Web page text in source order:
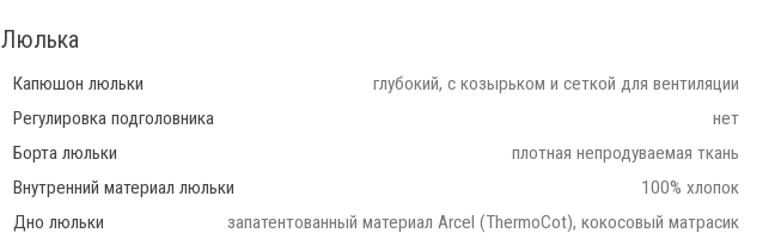
Люлька
Капюшон люльки
глубокий, с козырьком и сеткой для вентиляции
Регулировка подголовника
нет
Борта люльки
плотная непродуваемая ткань
Внутренний материал люльки
100% хлопок
Дно люльки
запатентованный материал Arcel (ThermoCot), кокосовый матрасик